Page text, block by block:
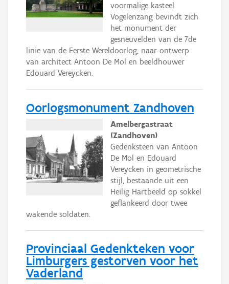
voormalige kasteel
Vogelenzang bevindt zich
het monument der
gesneuvelden van de 7de
linie van de Eerste Wereldoorlog, naar ontwerp
van architect Antoon De Mol en beeldhouwer
Edouard Vereycken.
Oorlogsmonument Zandhoven
Amelbergastraat
(Zandhoven)
Gedenksteen van Antoon
De Mol en Edouard
Vereycken in geometrische
stijl, bestaande uit een
Heilig Hartbeeld op sokkel
geflankeerd door twee
wakende soldaten.
Provinciaal Gedenkteken voor
Limburgers gestorven voor het
Vaderland